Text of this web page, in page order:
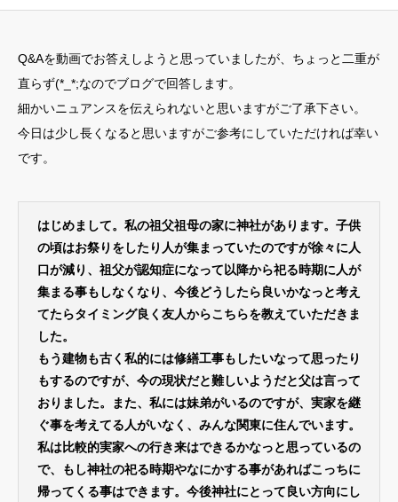
Q&Aを動画でお答えしようと思っていましたが、ちょっと二重が
直らず(*_*;なのでブログで回答します。
細かいニュアンスを伝えられないと思いますがご了承下さい。
今日は少し長くなると思いますがご参考にしていただければ幸い
です。
はじめまして。私の祖父祖母の家に神社があります。子供
の頃はお祭りをしたり人が集まっていたのですが徐々に人
口が減り、祖父が認知症になって以降から祀る時期に人が
集まる事もしなくなり、今後どうしたら良いかなっと考え
てたらタイミング良く友人からこちらを教えていただきま
した。
もう建物も古く私的には修繕工事もしたいなって思ったり
もするのですが、今の現状だと難しいようだと父は言って
おりました。また、私には妹弟がいるのですが、実家を継
ぐ事を考えてる人がいなく、みんな関東に住んでいます。
私は比較的実家への行き来はできるかなっと思っているの
で、もし神社の祀る時期やなにかする事があればこっちに
帰ってくる事はできます。今後神社にとって良い方向にし
お役立ちアイテム
靈符※会員限定